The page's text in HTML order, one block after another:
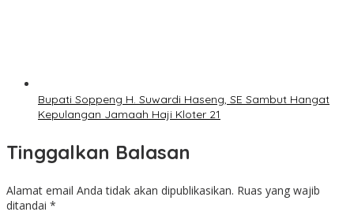
Bupati Soppeng H. Suwardi Haseng, SE Sambut Hangat
Kepulangan Jamaah Haji Kloter 21
Tinggalkan Balasan
Alamat email Anda tidak akan dipublikasikan. Ruas yang wajib
ditandai *